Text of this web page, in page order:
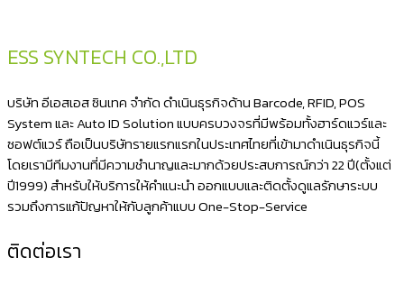
ESS SYNTECH CO.,LTD
บริษัท อีเอสเอส ซินเทค จำกัด ดำเนินธุรกิจด้าน Barcode, RFID, POS
System และ Auto ID Solution แบบครบวงจรที่มีพร้อมทั้งฮาร์ดแวร์และ
ซอฟต์แวร์ ถือเป็นบริษัทรายแรกแรกในประเทศไทยที่เข้ามาดำเนินธุรกิจนี้
โดยเรามีทีมงานที่มีความชำนาญและมากด้วยประสบการณ์กว่า 22 ปี(ตั้งแต่
ปี1999) สำหรับให้บริการให้คำแนะนำ ออกแบบและติดตั้งดูแลรักษาระบบ
รวมถึงการแก้ปัญหาให้กับลูกค้าแบบ One-Stop-Service
ติดต่อเรา